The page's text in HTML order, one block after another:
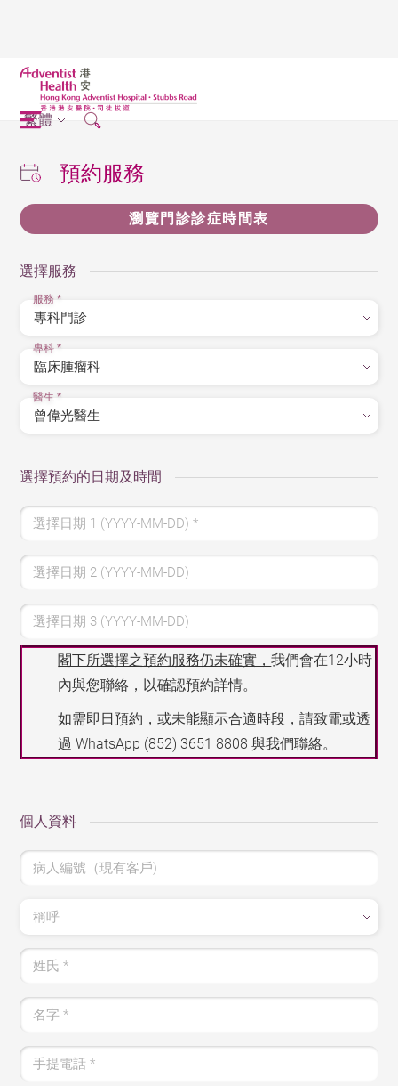
繁體
預約服務
瀏覽門診診症時間表
選擇服務
服務*
專科*
醫生*
選擇預約的日期及時間
選擇日期 1 (YYYY-MM-DD)*
選擇日期 2 (YYYY-MM-DD)
選擇日期 3 (YYYY-MM-DD)
閣下所選擇之預約服務仍未確實，我們會在12小時
內與您聯絡，以確認預約詳情。
如需即日預約，或未能顯示合適時段，請致電或透
過 WhatsApp (852) 3651 8808 與我們聯絡。
個人資料
病人編號（現有客戶)
稱呼
姓氏*
名字*
手提電話*